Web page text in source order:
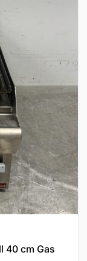
40 cm Gas